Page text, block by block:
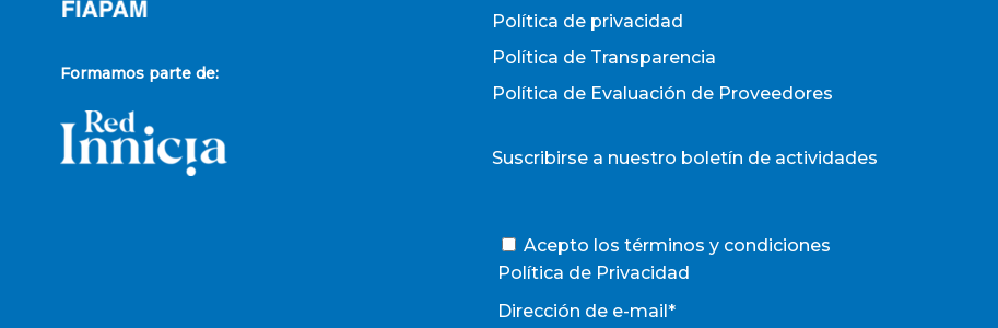
Formamos parte de:
Política de privacidad
Política de Transparencia
Política de Evaluación de Proveedores
Suscribirse a nuestro boletín de actividades
Acepto los términos y condiciones
Política de Privacidad
Dirección de e-mail*